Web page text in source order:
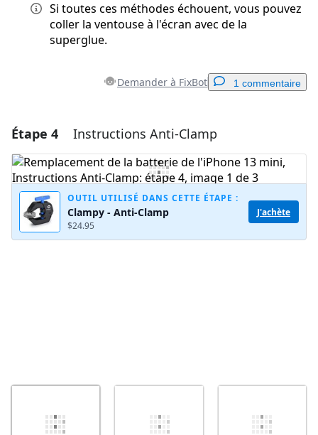
Si toutes ces méthodes échouent, vous pouvez
coller la ventouse à l'écran avec de la
superglue.
Demander à FixBot 1 commentaire
Ajouter un commentaire
Ajouter un commentaire
Étape 4 Instructions Anti-Clamp
OUTIL UTILISÉ DANS CETTE ÉTAPE :
Clampy - Anti-Clamp
$24.95
J'achète